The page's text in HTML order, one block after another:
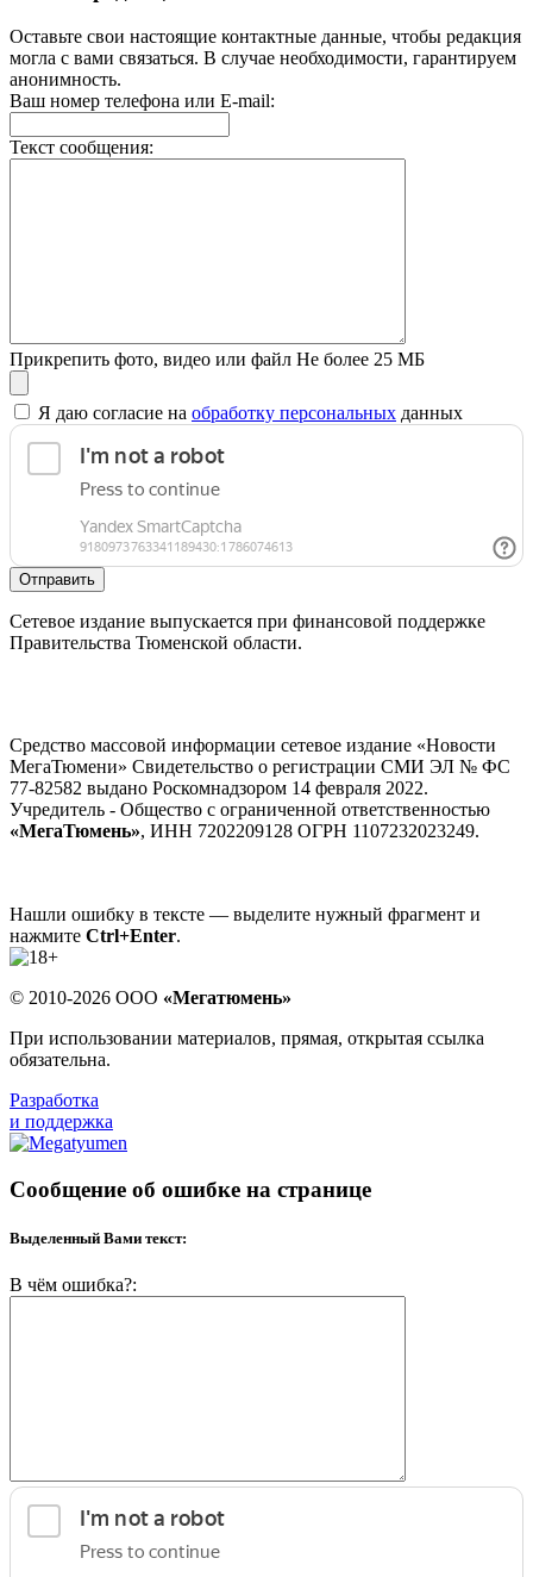
Оставьте свои настоящие контактные данные, чтобы редакция
могла с вами связаться. В случае необходимости, гарантируем
анонимность.
Ваш номер телефона или E-mail:
Текст сообщения:
Прикрепить фото, видео или файл Не более 25 МБ
Я даю согласие на обработку персональных данных
Отправить
Сетевое издание выпускается при финансовой поддержке
Правительства Тюменской области.
Средство массовой информации сетевое издание «Новости
МегаТюмени» Свидетельство о регистрации СМИ ЭЛ № ФС
77-82582 выдано Роскомнадзором 14 февраля 2022.
Учредитель - Общество с ограниченной ответственностью
«МегаТюмень», ИНН 7202209128 ОГРН 1107232023249.
Нашли ошибку в тексте — выделите нужный фрагмент и
нажмите Ctrl+Enter.
© 2010-2026 ООО «Мегатюмень»
При использовании материалов, прямая, открытая ссылка
обязательна.
Разработка
и поддержка
Сообщение об ошибке на странице
Выделенный Вами текст:
В чём ошибка?: